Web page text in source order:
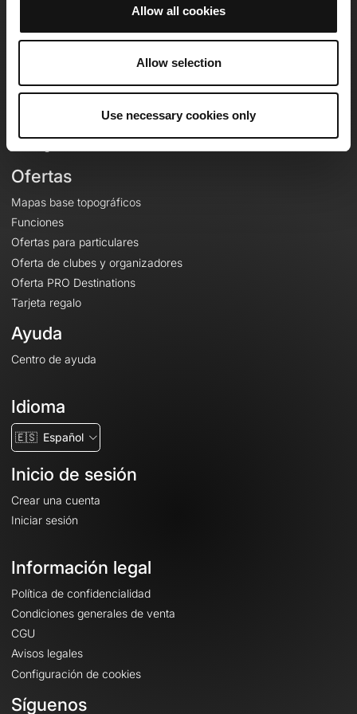
Allow all cookies
Allow selection
Use necessary cookies only
OpenRunner
Empleo
Ofertas
Mapas base topográficos
Funciones
Ofertas para particulares
Oferta de clubes y organizadores
Oferta PRO Destinations
Tarjeta regalo
Ayuda
Centro de ayuda
Idioma
🇪🇸 Español
Inicio de sesión
Crear una cuenta
Iniciar sesión
Información legal
Política de confidencialidad
Condiciones generales de venta
CGU
Avisos legales
Configuración de cookies
Síguenos